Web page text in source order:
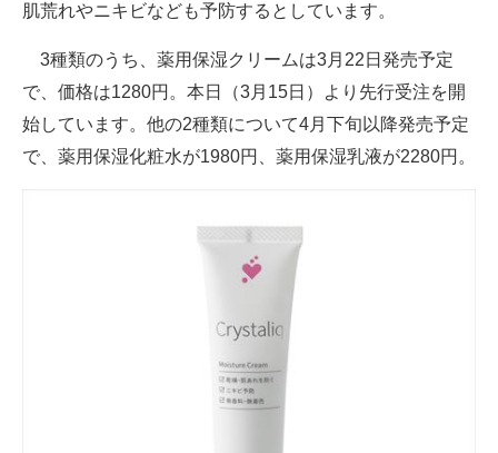
肌荒れやニキビなども予防するとしています。
3種類のうち、薬用保湿クリームは3月22日発売予定
で、価格は1280円。本日（3月15日）より先行受注を開
始しています。他の2種類について4月下旬以降発売予定
で、薬用保湿化粧水が1980円、薬用保湿乳液が2280円。